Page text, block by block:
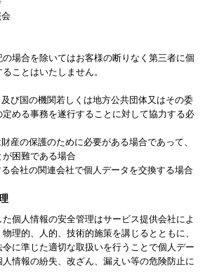
会
場合を除いてはお客様の断りなく第三者に個
ことはいたしません。
び国の機関若しくは地方公共団体又はその委
める事務を遂行することに対して協力する必
産の保護のために必要がある場合であって、
困難である場合
会社の関連会社で個人データを交換する場合
個人情報の安全管理はサービス提供会社によ
理的、人的、技術的施策を講じるとともに、
に準じた適切な取扱いを行うことで個人デー
情報の紛失、改ざん、漏えい等の危険防止に